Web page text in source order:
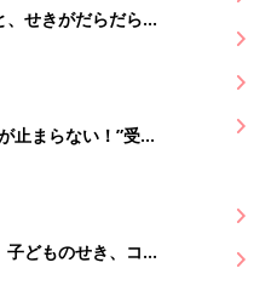
せきがだらだら続
の？受診したほう
止まらない！”受診
る病気は？
子どものせき、コロ
邪”以外の原因 マ